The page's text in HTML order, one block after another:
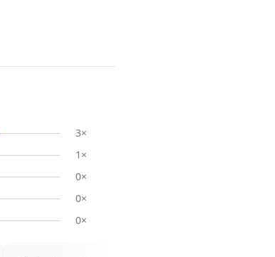
3×
1×
0×
0×
0×